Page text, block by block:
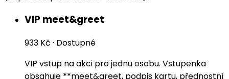
VIP meet&greet
933 Kč · Dostupné
VIP vstup na akci pro jednu osobu. Vstupenka
obsahuje **meet&greet, podpis kartu, přednostní